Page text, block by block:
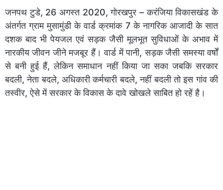
जनपथ टुडे, 26 अगस्त 2020, गोरखपुर – करंजिया विकासखंड के
अंतर्गत ग्राम मुसामुंडी के वार्ड क्रमांक 7 के नागरिक आजादी के सात
दशक बाद भी पेयजल एवं सड़क जैसी मूलभूत सुविधाओं के अभाव में
नारकीय जीवन जीने मजबूर हैं। वार्ड में पानी, सड़क जैसी समस्या वर्षों
से बनी हुई हैं, लेकिन समाधान नहीं किया जा सका जबकि सरकार
बदली, नेता बदले, अधिकारी कर्मचारी बदले, नहीं बदली तो इस गांव की
तस्वीर, ऐसे में सरकार के विकास के दावे खोखले साबित हो रहें है।